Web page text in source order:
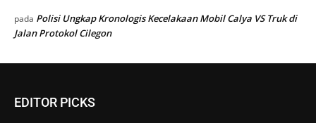
pada Polisi Ungkap Kronologis Kecelakaan Mobil Calya VS Truk di
Jalan Protokol Cilegon
EDITOR PICKS